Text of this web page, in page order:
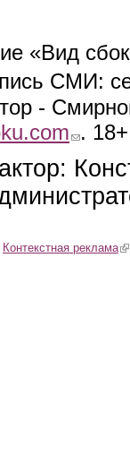
«Вид
СМИ:
-
(link sends e-
. 18+
Контекстная реклама